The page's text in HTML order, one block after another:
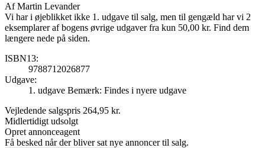
AfMartin Levander
Vi har i øjeblikket ikke 1. udgave til salg, men til gengæld har vi 2
eksemplarer af bogens øvrige udgaver fra kun 50,00 kr. Find dem
længere nede på siden.
ISBN13:
9788712026877
Udgave:
1. udgave Bemærk: Findes i nyere udgave
Vejledende salgspris 264,95 kr.
Midlertidigt udsolgt
Opret annonceagent
Få besked når der bliver sat nye annoncer til salg.